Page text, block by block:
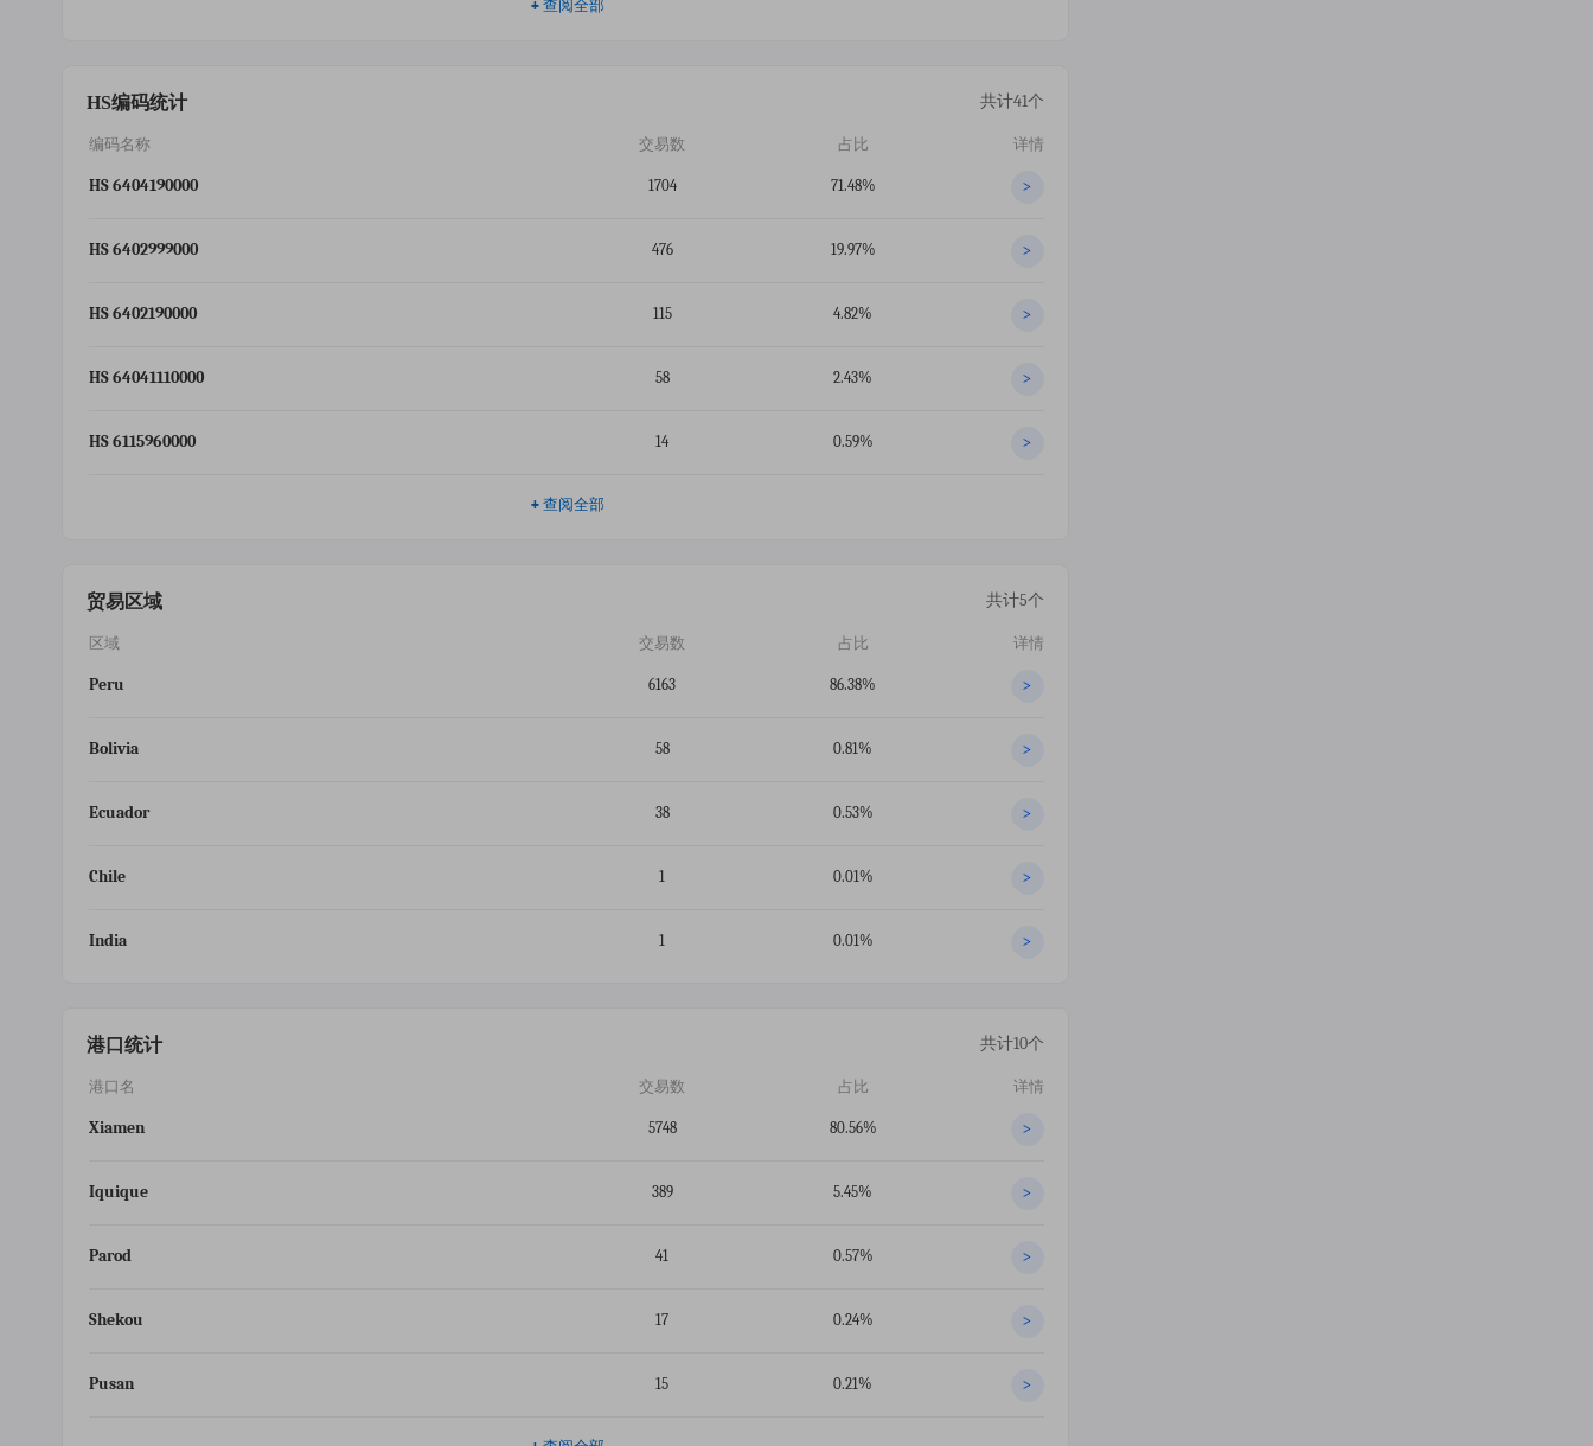
+ 查阅全部
HS编码统计 共计41个
编码名称 交易数 占比 详情
HS 6404190000 1704 71.48% >
HS 6402999000 476 19.97% >
HS 6402190000 115 4.82% >
HS 64041110000 58 2.43% >
HS 6115960000 14 0.59% >
+ 查阅全部
贸易区域 共计5个
区域 交易数 占比 详情
Peru 6163 86.38% >
Bolivia 58 0.81% >
Ecuador 38 0.53% >
Chile 1 0.01% >
India 1 0.01% >
港口统计 共计10个
港口名 交易数 占比 详情
Xiamen 5748 80.56% >
Iquique 389 5.45% >
Parod 41 0.57% >
Shekou 17 0.24% >
Pusan 15 0.21% >